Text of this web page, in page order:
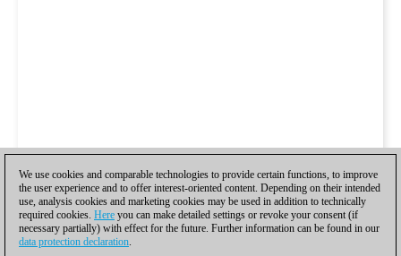
We use cookies and comparable technologies to provide certain functions, to improve
the user experience and to offer interest-oriented content. Depending on their intended
use, analysis cookies and marketing cookies may be used in addition to technically
required cookies. Here you can make detailed settings or revoke your consent (if
necessary partially) with effect for the future. Further information can be found in our
data protection declaration.